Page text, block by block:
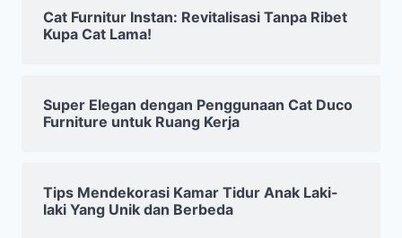
Cat Furnitur Instan: Revitalisasi Tanpa Ribet
Kupa Cat Lama!
Super Elegan dengan Penggunaan Cat Duco
Furniture untuk Ruang Kerja
Tips Mendekorasi Kamar Tidur Anak Laki-
laki Yang Unik dan Berbeda